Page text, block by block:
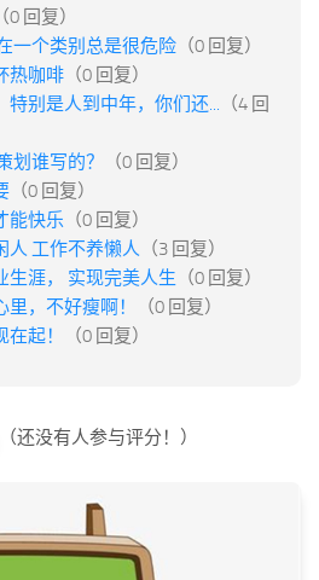
（0 回复）
一个类别总是很危险 （0 回复）
热咖啡 （0 回复）
特别是人到中年，你们还... （4 回
划谁写的？
（0 回复）
（0 回复）
能快乐 （0 回复）
人 工作不养懒人 （3 回复）
生涯， 实现完美人生 （0 回复）
里，不好瘦啊！
（0 回复）
起！ （0 回复）
（还没有人参与评分！）